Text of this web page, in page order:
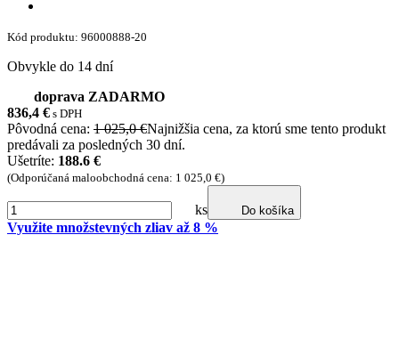
Kód produktu: 96000888-20
Obvykle do 14 dní
doprava ZADARMO
836,4 € s DPH
Pôvodná cena: 1 025,0 €Najnižšia cena, za ktorú sme tento produkt
predávali za posledných 30 dní.
Ušetríte: 188.6 €
(Odporúčaná maloobchodná cena: 1 025,0 €)
ks Do košíka
Využite množstevných zliav až 8 %